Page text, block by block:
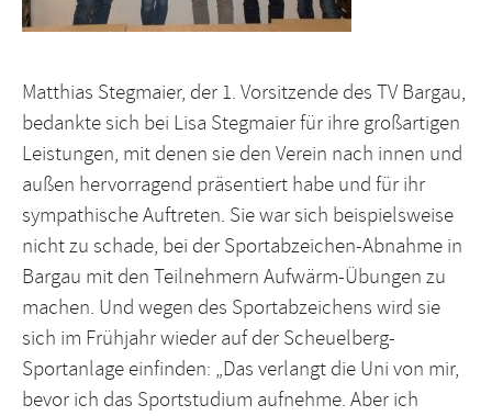
Matthias Stegmaier, der 1. Vorsitzende des TV Bargau,
bedankte sich bei Lisa Stegmaier für ihre großartigen
Leistungen, mit denen sie den Verein nach innen und
außen hervorragend präsentiert habe und für ihr
sympathische Auftreten. Sie war sich beispielsweise
nicht zu schade, bei der Sportabzeichen-Abnahme in
Bargau mit den Teilnehmern Aufwärm-Übungen zu
machen. Und wegen des Sportabzeichens wird sie
sich im Frühjahr wieder auf der Scheuelberg-
Sportanlage einfinden: „Das verlangt die Uni von mir,
bevor ich das Sportstudium aufnehme. Aber ich